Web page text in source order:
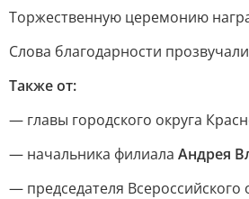
Торжественную церемонию
Слова благодарности
Также от:
— главы городского округа
— начальника филиала Андрея
— председателя